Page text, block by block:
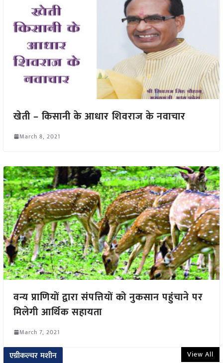
खेती – किसानी के आधार शिवराज के नवाचार
March 8, 2021
वन्य प्राणियों द्वारा संपत्तियों को नुकसान पहुंचाने पर
मिलेगी आर्थिक सहायता
March 7, 2021
एग्रीकल्चर मशीन View All